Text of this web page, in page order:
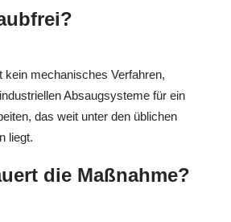
kein mechanisches Verfahren,
Absaugsysteme für ein
das weit unter den üblichen
liegt.
die Maßnahme?